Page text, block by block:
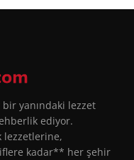
yanındaki lezzet
ediyor.
lezzetlerine,
kadar** her şehir